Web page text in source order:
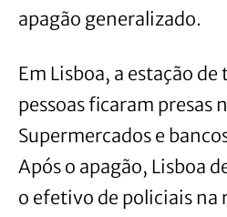
apagão generalizado.
Em Lisboa, a estação
pessoas ficaram presas
Supermercados e
Após o apagão, Lisboa
o efetivo de policiais na